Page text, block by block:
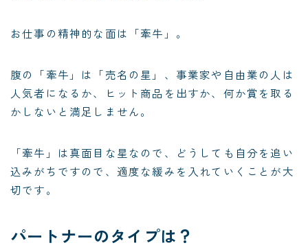
お仕事の精神的な面は「牽牛」。
腹の「牽牛」は「売名の星」、事業家や自由業の人は
人気者になるか、ヒット商品を出すか、何か賞を取る
かしないと満足しません。
「牽牛」は真面目な星なので、どうしても自分を追い
込みがちですので、適度な緩みを入れていくことが大
切です。
パートナーのタイプは？